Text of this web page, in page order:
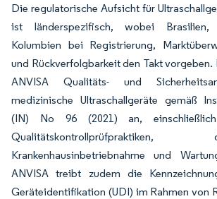
Die regulatorische Aufsicht für
ist länderspezifisch, wobei Brasilien,
Kolumbien bei Registrierung,
und Rückverfolgbarkeit den Takt vorgeben.
ANVISA Qualitäts- und
medizinische Ultraschallgeräte gemäß
(IN) No 96 (2021) an,
Krankenhausinbetriebnahme und
ANVISA treibt zudem die
Geräteidentifikation (UDI) im Rahmen von